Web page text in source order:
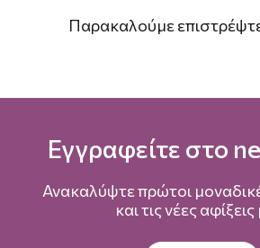
Παρακαλούμε
Εγγραφείτε στο
Ανακαλύψτε πρώτοι
και τις νέες